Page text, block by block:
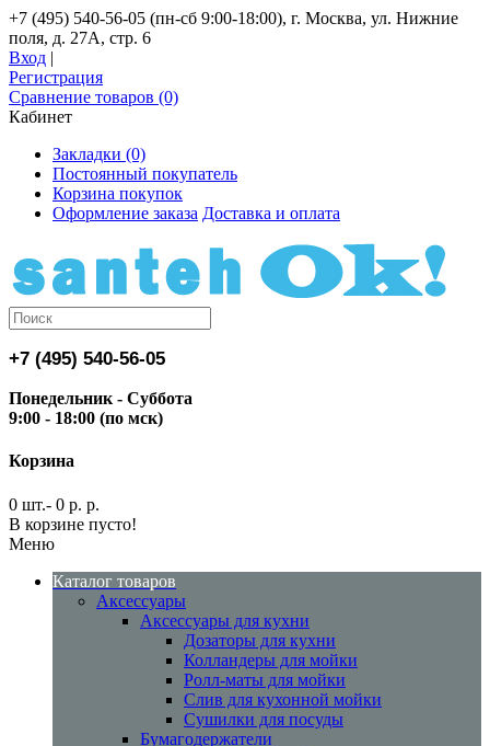
+7 (495) 540-56-05 (пн-сб 9:00-18:00), г. Москва, ул. Нижние
поля, д. 27А, стр. 6
Вход |
Регистрация
Сравнение товаров (0)
Кабинет
Закладки (0)
Постоянный покупатель
Корзина покупок
Оформление заказа Доставка и оплата
+7 (495) 540-56-05
Понедельник - Суббота
9:00 - 18:00 (по мск)
Корзина
0 шт.- 0 р. р.
В корзине пусто!
Меню
Каталог товаров
Аксессуары
Аксессуары для кухни
Дозаторы для кухни
Колландеры для мойки
Ролл-маты для мойки
Слив для кухонной мойки
Сушилки для посуды
Бумагодержатели